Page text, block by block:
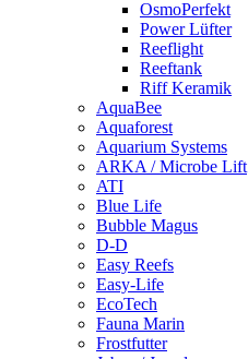
OsmoPerfekt
Power Lüfter
Reeflight
Reeftank
Riff Keramik
AquaBee
Aquaforest
Aquarium Systems
ARKA / Microbe Lift
ATI
Blue Life
Bubble Magus
D-D
Easy Reefs
Easy-Life
EcoTech
Fauna Marin
Frostfutter